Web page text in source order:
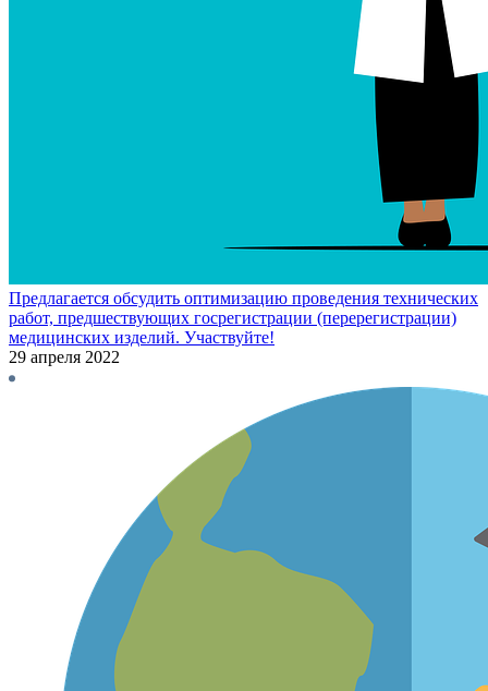
Предлагается обсудить оптимизацию проведения технических
работ, предшествующих госрегистрации (перерегистрации)
медицинских изделий. Участвуйте!
29 апреля 2022